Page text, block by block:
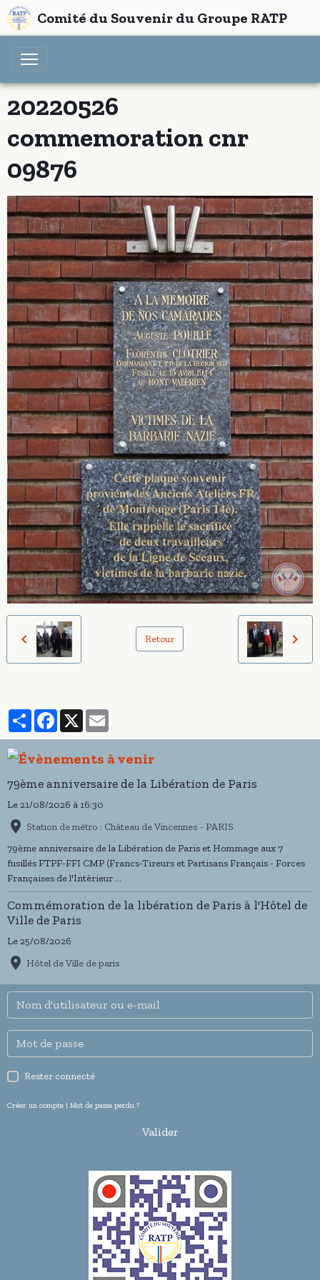
Comité du Souvenir du Groupe RATP
20220526
commemoration cnr
09876
Retour
PartagerFacebook
X
79ème anniversaire de la Libération de Paris
Le 21/08/2026 à 16:30
Station de métro : Château de Vincennes - PARIS
79ème anniversaire de la Libération de Paris et Hommage aux 7
fusillés FTPF-FFI CMP (Francs-Tireurs et Partisans Français - Forces
Françaises de l'Intèrieur ...
Commémoration de la libération de Paris à l'Hôtel de
Ville de Paris
Le 25/08/2026
Hôtel de Ville de paris
Rester connecté
Créer un compte | Mot de passe perdu ?
Valider